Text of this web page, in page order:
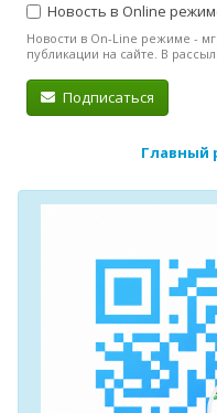
Новость в Online
Новости в On-Line режиме -
публикации на сайте. В
Подписаться
Главный